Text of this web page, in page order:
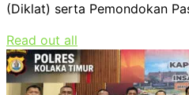
(Diklat) serta Pemondokan
Read out all